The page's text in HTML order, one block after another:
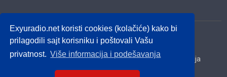
Exyuradio.net koristi cookies (kolačiće) kako bi
prilagodili sajt korisniku i poštovali Vašu
privatnost. Više informacija i podešavanja
© 2012 - 2026! exyuradio.net -Politika privatnosti -
created by IMS.RS
Srbija
Hrvatska BiH Crna Gora Makedonija
Slovenija